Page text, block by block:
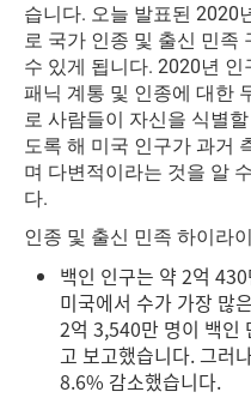
습니다. 오늘 발표된 2020
로 국가 인종 및 출신 민족
수 있게 됩니다. 2020년 인
패닉 계통 및 인종에 대한
로 사람들이 자신을 식별
도록 해 미국 인구가 과거
며 다변적이라는 것을 알
다.
인종 및 출신 민족 하이라
백인 인구는 약 2억
미국에서 수가 가장 많
2억 3,540만 명이 백인
고 보고했습니다. 그러
8.6% 감소했습니다.